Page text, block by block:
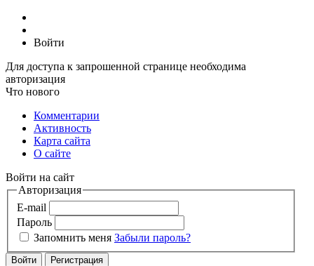
Войти
Для доступа к запрошенной странице необходима
авторизация
Что нового
Комментарии
Активность
Карта сайта
О сайте
Войти на сайт
Авторизация
E-mail
Пароль
Запомнить меня Забыли пароль?
Войти Регистрация